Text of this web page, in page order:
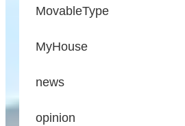
MovableType
MyHouse
news
opinion